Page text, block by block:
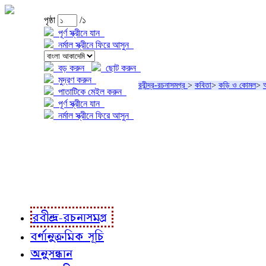
পৃষ্ঠা
/১
পূর্ণ স্ক্রীনে যান
নর্মাল স্ক্রীনে ফিরে আসুন
বড় করুন
ছোট করুন
মুদ্রণ করুন
পাতাটিকে মেইল করুন
পূর্ণ স্ক্রীনে যান
নর্মাল স্ক্রীনে ফিরে আসুন
রবীন্দ্র-রচনাসমগ্র > কবিতা> কড়ি ও কোমল>
রবীন্দ্র-রচনাসমগ্র
বর্ণানুক্রমিক সূচি
অনুসন্ধান